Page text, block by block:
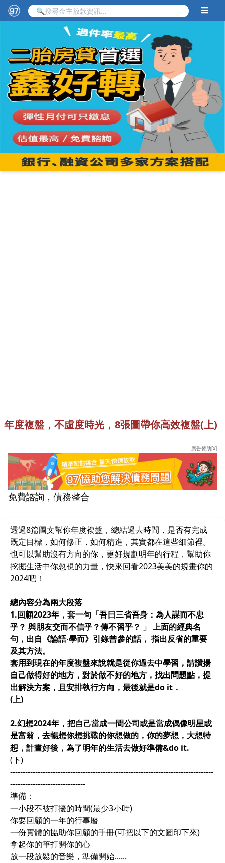
年度複盤，不虛度時光，8張圖帶你高效複盤(上)
廣告贊助[x]
免費諮詢，債務整合
透過8篇圖文幫你年度複盤，總結過去時間，是否有完成
既定目標，如何修正，如何精進，其實都在這些細節裡。
也可以幫助沒有方向的你，更好規劃明年的行程，幫助你
挖掘生活中你忽視的力量，快來回看2023美美的規畫你的
2024吧！
總內容分為兩大段落
1.回顧2023年，套一句「吾日三省吾身：為人謀而不忠
乎？ 與朋友交而不信乎？傳不習乎？ 」 上面的經典名
句，出自《論語‧學而》引錄曾參的話， 指出反省的重要
及其方法。
套用到現在的年度複盤來說就是從你過去中學習，請讚揚
自己做得好的地方，對於做不好的地方，找出問題點，提
出解決方案，且安排執行方向，最後就是do it．
(上)
2.幻想2024年，把自己當成一間公司或是當成偶像明星或
是富翁，去暢想你想挑戰的你想做的，你的夢想，大想特
想，計畫好後，為了明年的生活去做好準備&do it.
(下)
---------------------------------------------------------------------------------
------------------------------
準備：
一小段不被打擾的時間(最少3小時)
你要回顧的一年的行事曆
一份實體的協助你回顧的手冊(可把以下的文圖印下來)
拿起你的筆打開你的心
放一段放鬆的音樂，準備開始......